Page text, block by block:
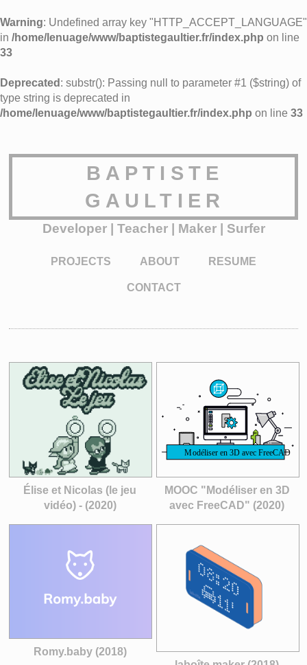
Warning: Undefined array key "HTTP_ACCEPT_LANGUAGE"
in /home/lenuage/www/baptistegaultier.fr/index.php on line
33
Deprecated : substr(): Passing null to parameter #1 ($string) of
type string is deprecated in
/home/lenuage/www/baptistegaultier.fr/index.php on line 33
BAPTISTE
GAULTIER
Developer | Teacher | Maker | Surfer
PROJECTS ABOUT RESUME
CONTACT
Élise et Nicolas (le jeu
vidéo) - (2020)
MOOC "Modéliser en 3D
avec FreeCAD" (2020)
Romy.baby (2018)